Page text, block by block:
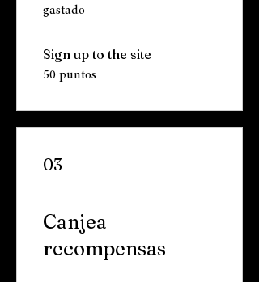
gastado
Sign up to the site
50 puntos
03
Canjea
recompensas